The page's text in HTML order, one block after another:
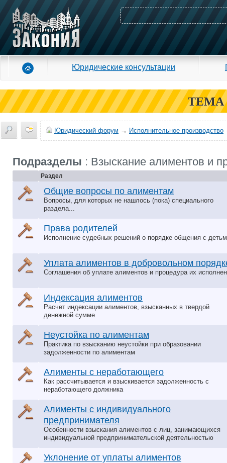
Юридические консультации
ТЕМА
Юридический форум → Исполнительное производство
Подразделы : Взыскание алиментов и
Раздел
Общие вопросы по алиментам
Вопросы, для которых не нашлось (пока) специального
раздела...
Права родителей
Исполнение судебных решений о порядке общения с
Уплата алиментов в добровольном
Соглашения об уплате алиментов и процедура их
Индексация алиментов
Расчет индексации алиментов, взысканных в твердой
денежной сумме
Неустойка по алиментам
Практика по взысканию неустойки при образовании
задолженности по алиментам
Алименты с неработающего
Как рассчитывается и взыскивается задолженность с
неработающего должника
Алименты с индивидуального
предпринимателя
Особенности взыскания алиментов с лиц, занимающихся
индивидуальной предпринимательской деятельностью
Уклонение от уплаты алиментов